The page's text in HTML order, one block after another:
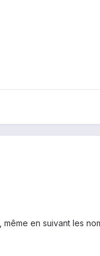
en suivant les